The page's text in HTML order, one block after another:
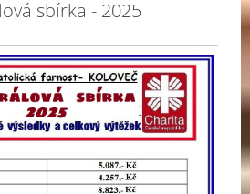
sbírka - 2025